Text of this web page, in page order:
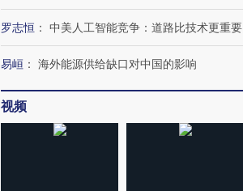
罗志恒 ： 中美人工智能竞争：道路比技术更重要
易峘 ： 海外能源供给缺口对中国的影响
视频